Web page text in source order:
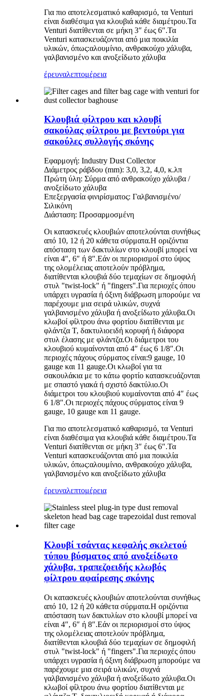
Για πιο αποτελεσματικό καθαρισμό, τα Venturi
είναι διαθέσιμα για κλουβιά κάθε διαμέτρου.Τα
Venturi διατίθενται σε μήκη 3″ έως 6″.Τα
Venturi κατασκευάζονται από μια ποικιλία
υλικών, όπως:αλουμίνιο, ανθρακούχο χάλυβα,
γαλβανισμένο και ανοξείδωτο χάλυβα
έρευναλεπτομέρεια
Κλουβιά φίλτρου και κλουβί
σακούλας φίλτρου με βεντούρι για
σακούλες συλλογής σκόνης
Εφαρμογή: Industry Dust Collector
Διάμετρος ράβδου (mm): 3,0, 3,2, 4,0, κ.λπ
Πρώτη ύλη: Σύρμα από ανθρακούχο χάλυβα /
ανοξείδωτο χάλυβα
Επεξεργασία φινιρίσματος: Γαλβανισμένο/
Σιλικόνη
Διάσταση: Προσαρμοσμένη
Οι κατασκευές κλουβιών αποτελούνται συνήθως
από 10, 12 ή 20 κάθετα σύρματα.Η οριζόντια
απόσταση των δακτυλίων στο κλουβί μπορεί να
είναι 4″, 6″ ή 8″.Εάν οι περιορισμοί στο ύψος
της ολομέλειας αποτελούν πρόβλημα,
διατίθενται κλουβιά δύο τεμαχίων σε δημοφιλή
στυλ "twist-lock" ή "fingers".Για περιοχές όπου
υπάρχει υγρασία ή όξινη διάβρωση μπορούμε να
παρέχουμε μια σειρά υλικών, συχνά
γαλβανισμένο χάλυβα ή ανοξείδωτο χάλυβα.Οι
κλωβοί φίλτρου άνω φορτίου διατίθενται με
φλάντζα T, δακτυλιοειδή κορυφή ή διάφορα
στυλ έλασης με φλάντζα.Οι διάμετροι του
κλουβιού κυμαίνονται από 4″ έως 6 1/8″.Οι
περιοχές πάχους σύρματος είναι:9 gauge, 10
gauge και 11 gauge.Οι κλωβοί για τα
σακουλάκια με το κάτω φορτίο κατασκευάζονται
με σπαστό γιακά ή σχιστό δακτύλιο.Οι
διάμετροι του κλουβιού κυμαίνονται από 4″ έως
6 1/8″.Οι περιοχές πάχους σύρματος είναι 9
gauge, 10 gauge και 11 gauge.
Για πιο αποτελεσματικό καθαρισμό, τα Venturi
είναι διαθέσιμα για κλουβιά κάθε διαμέτρου.Τα
Venturi διατίθενται σε μήκη 3″ έως 6″.Τα
Venturi κατασκευάζονται από μια ποικιλία
υλικών, όπως:αλουμίνιο, ανθρακούχο χάλυβα,
γαλβανισμένο και ανοξείδωτο χάλυβα
έρευναλεπτομέρεια
Κλουβί τσάντας κεφαλής σκελετού
τύπου βύσματος από ανοξείδωτο
χάλυβα, τραπεζοειδής κλωβός
φίλτρου αφαίρεσης σκόνης
Οι κατασκευές κλουβιών αποτελούνται συνήθως
από 10, 12 ή 20 κάθετα σύρματα.Η οριζόντια
απόσταση των δακτυλίων στο κλουβί μπορεί να
είναι 4″, 6″ ή 8″.Εάν οι περιορισμοί στο ύψος
της ολομέλειας αποτελούν πρόβλημα,
διατίθενται κλουβιά δύο τεμαχίων σε δημοφιλή
στυλ "twist-lock" ή "fingers".Για περιοχές όπου
υπάρχει υγρασία ή όξινη διάβρωση μπορούμε να
παρέχουμε μια σειρά υλικών, συχνά
γαλβανισμένο χάλυβα ή ανοξείδωτο χάλυβα.Οι
κλωβοί φίλτρου άνω φορτίου διατίθενται με